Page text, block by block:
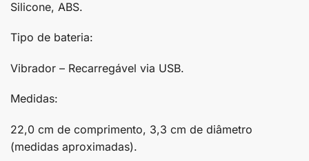
Silicone, ABS.
Tipo de bateria:
Vibrador – Recarregável via USB.
Medidas:
22,0 cm de comprimento, 3,3 cm de diâmetro
(medidas aproximadas).